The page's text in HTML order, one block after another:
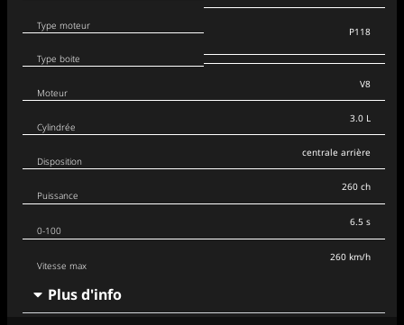
Type moteur
Type boite
P118
Moteur
Cylindrée
Disposition
V8
3.0 L
centrale arrière
Puissance
0-100
Vitesse max
260 ch
6.5 s
260 km/h
Plus d'info